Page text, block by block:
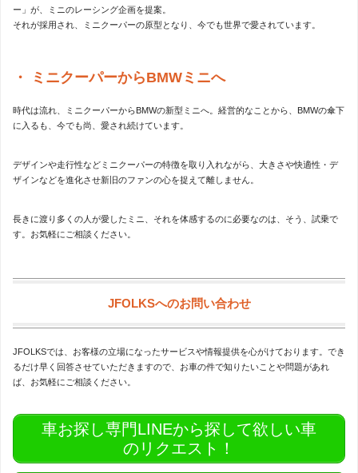
ー」が、ミニのレーシング企画を提案。
それが採用され、ミニクーパーの原型となり、今でも世界で愛されています。
ミニクーパーからBMWミニへ
時代は流れ、ミニクーパーからBMWの新型ミニへ。経営的なことから、BMWの傘下
に入るも、今でも尚、愛され続けています。
デザインや走行性などミニクーパーの特徴を取り入れながら、大きさや快適性・デ
ザインなどを進化させ新旧のファンの心を捉えて離しません。
長きに渡り多くの人が愛したミニ、それを体感するのに必要なのは、そう、試乗で
す。お気軽にご相談ください。
JFOLKSへのお問い合わせ
JFOLKSでは、お客様の立場になったサービスや情報提供を心がけております。でき
るだけ早く回答させていただきますので、お車の件で知りたいことや問題があれ
ば、お気軽にご相談ください。
車お探し専門LINEから探して欲しい車
のリクエスト！